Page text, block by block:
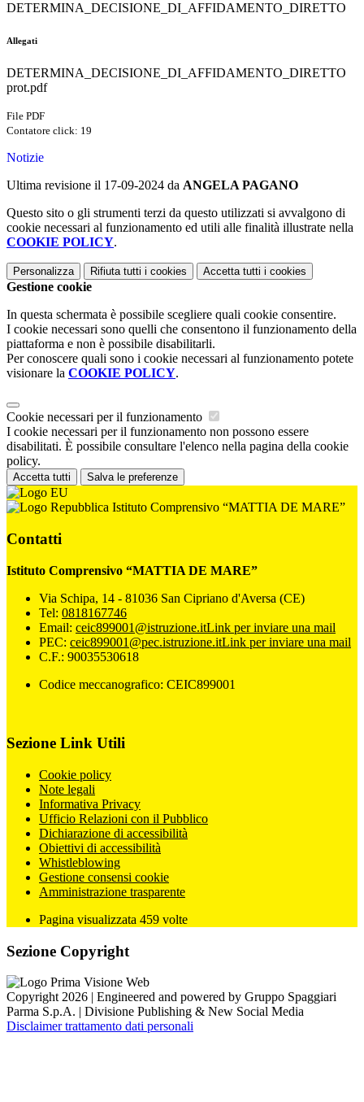
DETERMINA_DECISIONE_DI_AFFIDAMENTO_DIRETTO
Allegati
DETERMINA_DECISIONE_DI_AFFIDAMENTO_DIRETTO
prot.pdf
File PDF
Contatore click: 19
Notizie
Ultima revisione il 17-09-2024 da ANGELA PAGANO
Questo sito o gli strumenti terzi da questo utilizzati si avvalgono di
cookie necessari al funzionamento ed utili alle finalità illustrate nella
COOKIE POLICY.
Personalizza Rifiuta tutti i cookies Accetta tutti i cookies
Gestione cookie
In questa schermata è possibile scegliere quali cookie consentire.
I cookie necessari sono quelli che consentono il funzionamento della
piattaforma e non è possibile disabilitarli.
Per conoscere quali sono i cookie necessari al funzionamento potete
visionare la COOKIE POLICY.
Cookie necessari per il funzionamento
I cookie necessari per il funzionamento non possono essere
disabilitati. È possibile consultare l'elenco nella pagina della cookie
policy.
Accetta tutti Salva le preferenze
Istituto Comprensivo “MATTIA DE MARE”
Contatti
Istituto Comprensivo “MATTIA DE MARE”
Via Schipa, 14 - 81036 San Cipriano d'Aversa (CE)
Tel: 0818167746
Email: ceic899001@istruzione.itLink per inviare una mail
PEC: ceic899001@pec.istruzione.itLink per inviare una mail
C.F.: 90035530618
Codice meccanografico: CEIC899001
Sezione Link Utili
Cookie policy
Note legali
Informativa Privacy
Ufficio Relazioni con il Pubblico
Dichiarazione di accessibilità
Obiettivi di accessibilità
Whistleblowing
Gestione consensi cookie
Amministrazione trasparente
Pagina visualizzata 459 volte
Sezione Copyright
Copyright 2026 | Engineered and powered by Gruppo Spaggiari
Parma S.p.A. | Divisione Publishing & New Social Media
Disclaimer trattamento dati personali